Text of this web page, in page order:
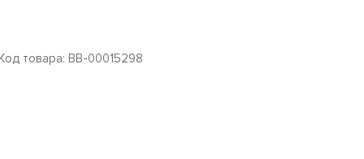
товара: BB-00015298